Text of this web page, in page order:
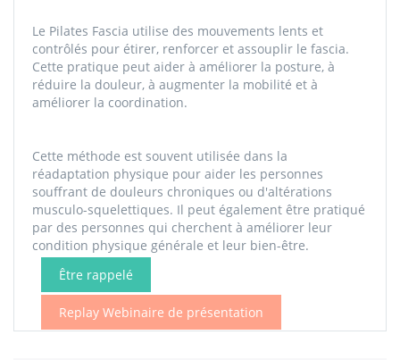
Le Pilates Fascia utilise des mouvements lents et
contrôlés pour étirer, renforcer et assouplir le fascia.
Cette pratique peut aider à améliorer la posture, à
réduire la douleur, à augmenter la mobilité et à
améliorer la coordination.
Cette méthode est souvent utilisée dans la
réadaptation physique pour aider les personnes
souffrant de douleurs chroniques ou d'altérations
musculo-squelettiques. Il peut également être pratiqué
par des personnes qui cherchent à améliorer leur
condition physique générale et leur bien-être.
Être rappelé
Replay Webinaire de présentation